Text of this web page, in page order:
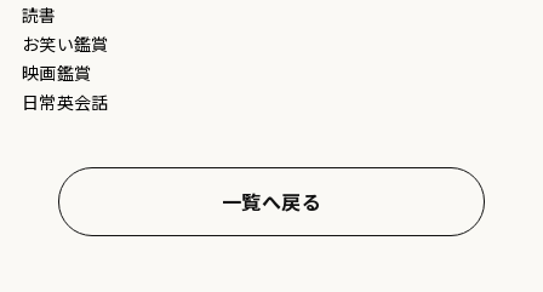
読書
お笑い鑑賞
映画鑑賞
日常英会話
一覧へ戻る